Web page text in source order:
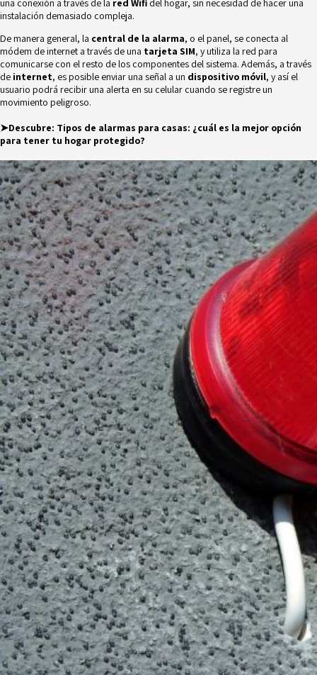
una conexión a través de la red Wifi del hogar, sin necesidad de hacer una
instalación demasiado compleja.
De manera general, la central de la alarma, o el panel, se conecta al
módem de internet a través de una tarjeta SIM, y utiliza la red para
comunicarse con el resto de los componentes del sistema. Además, a través
de internet, es posible enviar una señal a un dispositivo móvil, y así el
usuario podrá recibir una alerta en su celular cuando se registre un
movimiento peligroso.
➤Descubre: Tipos de alarmas para casas: ¿cuál es la mejor opción
para tener tu hogar protegido?